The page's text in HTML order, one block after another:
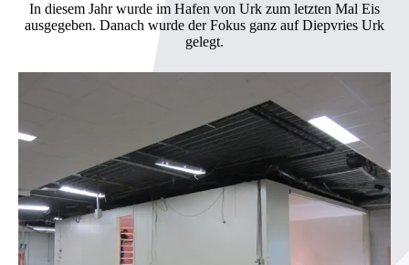
In diesem Jahr wurde im Hafen von Urk zum letzten Mal Eis
ausgegeben. Danach wurde der Fokus ganz auf Diepvries Urk
gelegt.